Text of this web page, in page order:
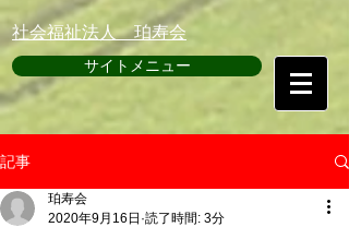
​社会福祉法人 珀寿会
サイトメニュー
記事
珀寿会
2020年9月16日 読了時間: 3分